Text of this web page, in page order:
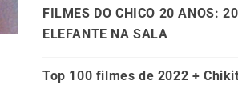
FILMES DO CHICO 20 ANOS:
ELEFANTE NA SALA
Top 100 filmes de 2022 +